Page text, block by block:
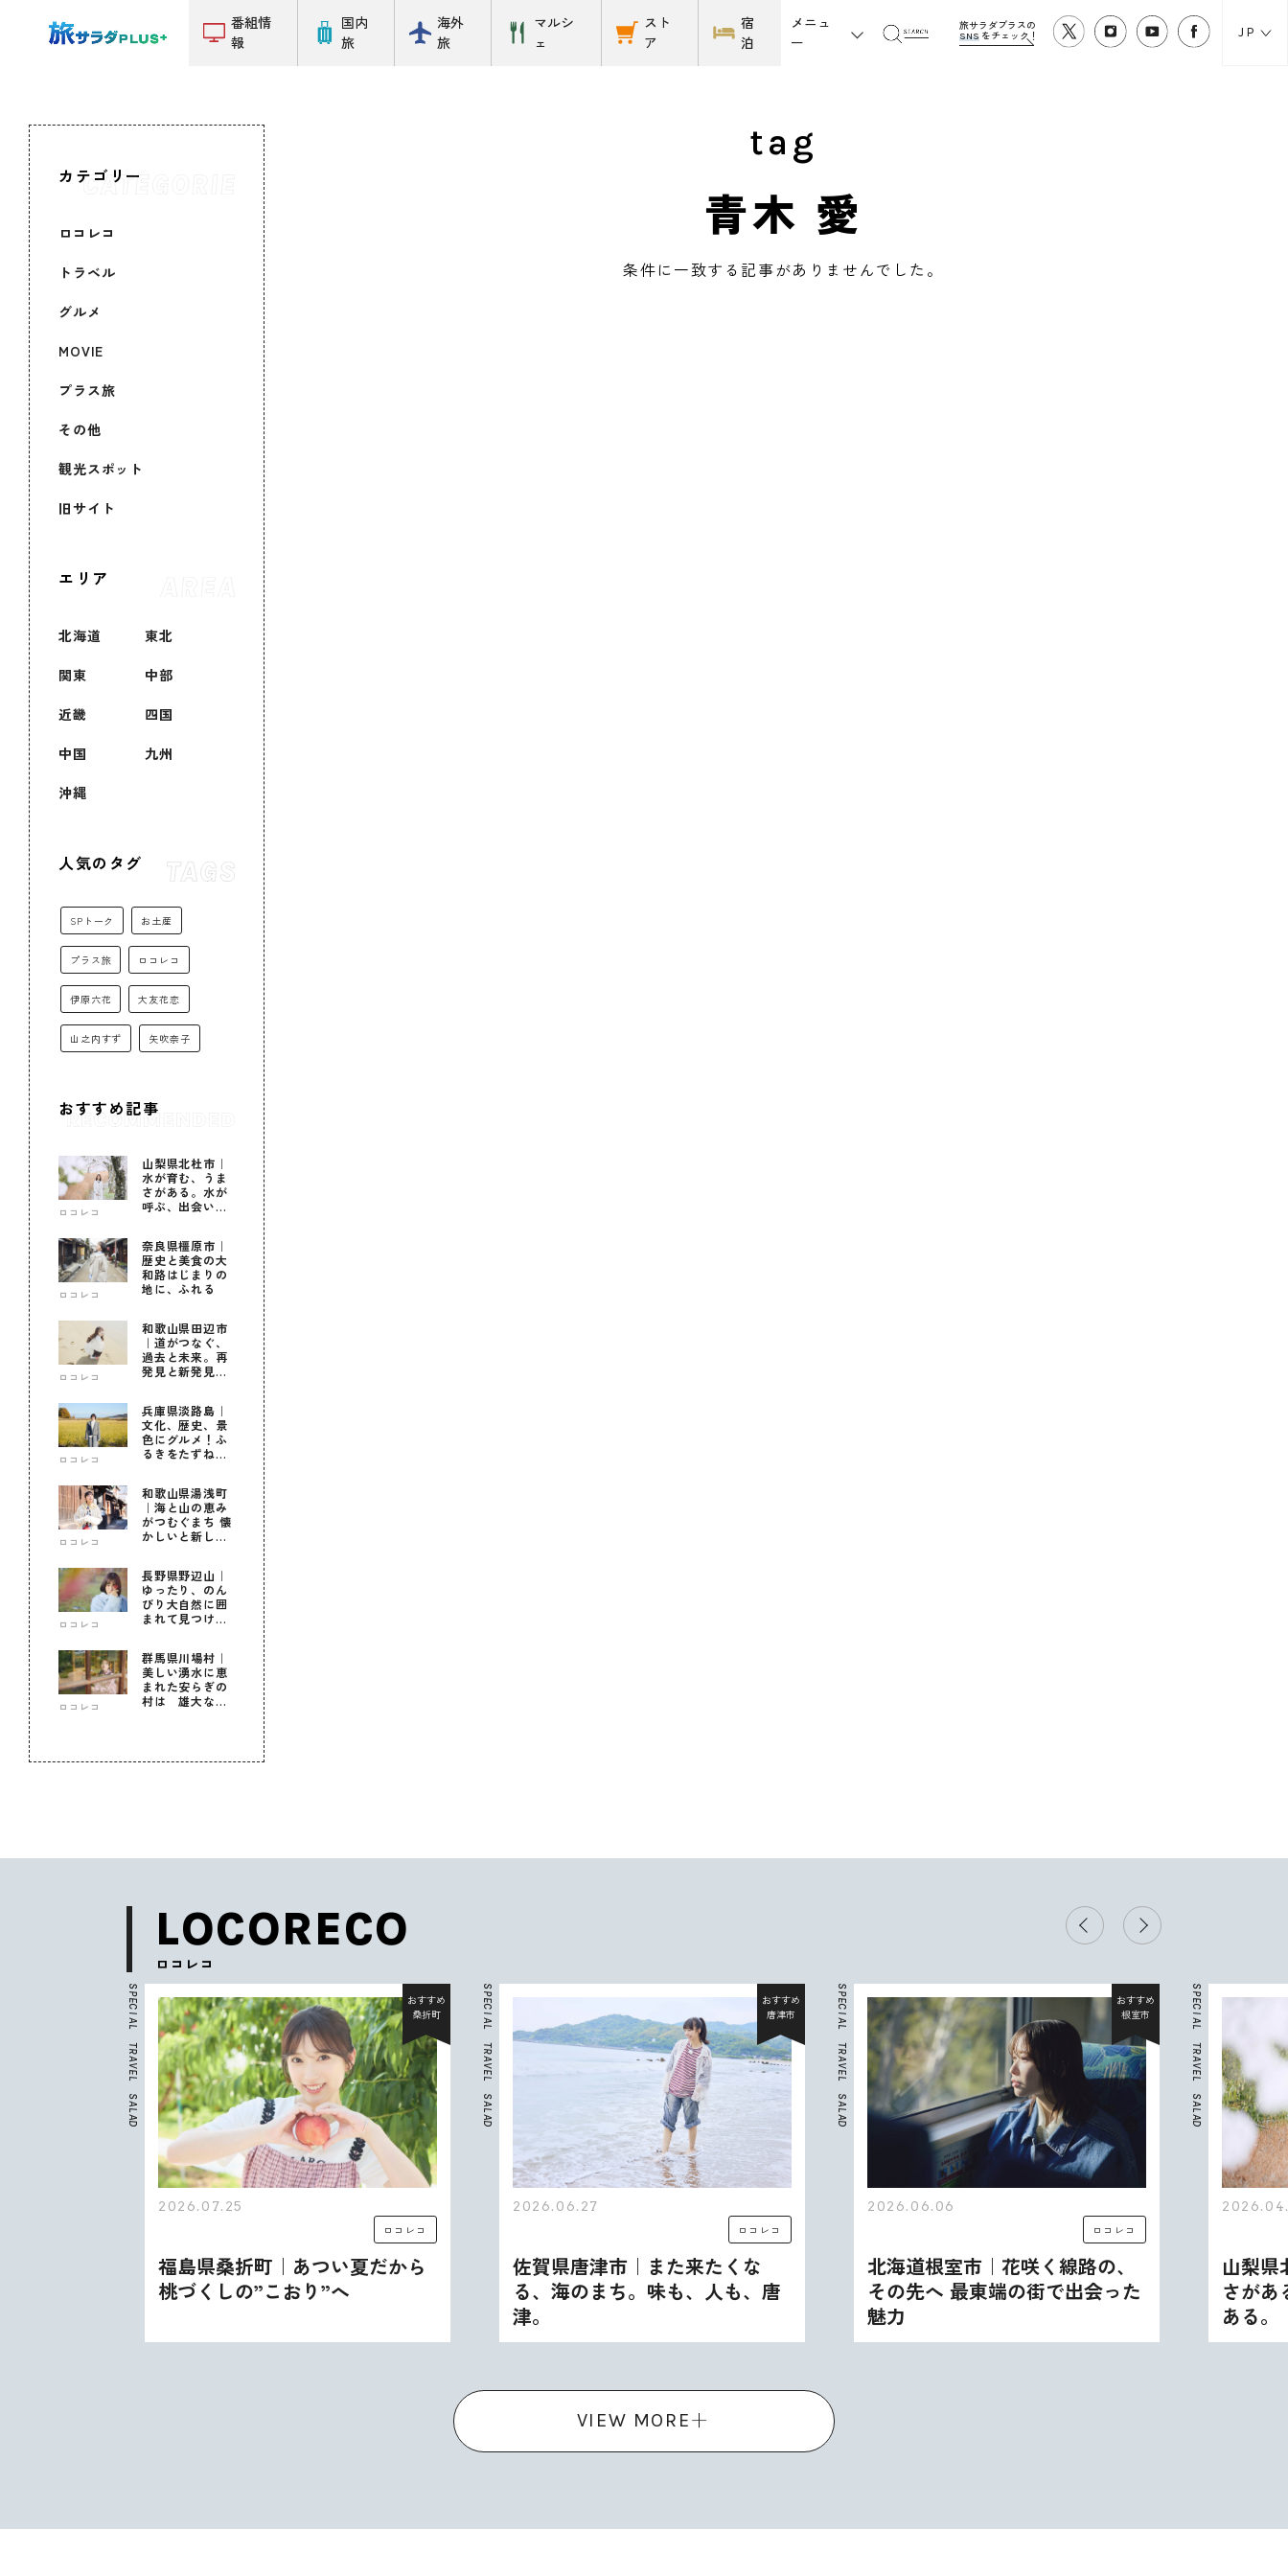
番組情
報
国内
旅
海外
旅
マルシ
ェ
スト
ア
宿
泊
メニュ
ー
旅サラダプラスの
SNS をチェック！ JP
カテゴリー
ロコレコ
トラベル
グルメ
MOVIE
プラス旅
その他
観光スポット
旧サイト
エリア
北海道 東北
関東 中部
近畿 四国
中国 九州
沖縄
人気のタグ
SPトーク お土産
プラス旅 ロコレコ
伊原六花 大友花恋
山之内すず 矢吹奈子
おすすめ記事
ロコレコ
山梨県北杜市｜
水が育む、うま
さがある。水が
呼ぶ、出会いが
ロコレコ
奈良県橿原市｜
歴史と美食の大
和路はじまりの
地に、ふれる
ロコレコ
和歌山県田辺市
｜道がつなぐ、
過去と未来。再
発見と新発見の
ロコレコ
兵庫県淡路島｜
文化、歴史、景
色にグルメ！ふ
るきをたずねて
ロコレコ
和歌山県湯浅町
｜海と山の恵み
がつむぐまち 懐
かしいと新しい
ロコレコ
長野県野辺山｜
ゆったり、のん
びり大自然に囲
まれて見つけ
ロコレコ
群馬県川場村｜
美しい湧水に恵
まれた安らぎの
村は 雄大な自
tag
青木 愛
条件に一致する記事がありませんでした。
LOCORECO
ロコレコ
S
P
E
C
I
A
L
T
R
A
V
E
L
S
A
L
A
D
おすすめ
桑折町
2026.07.25
ロコレコ
福島県桑折町｜あつい夏だから
桃づくしの”こおり”へ
S
P
E
C
I
A
L
T
R
A
V
E
L
S
A
L
A
D
おすすめ
唐津市
2026.06.27
ロコレコ
佐賀県唐津市｜また来たくな
る、海のまち。味も、人も、唐
津。
S
P
E
C
I
A
L
T
R
A
V
E
L
S
A
L
A
D
おすすめ
根室市
2026.06.06
ロコレコ
北海道根室市｜花咲く線路の、
その先へ 最東端の街で出会った
魅力
S
P
E
C
I
A
L
T
R
A
V
E
L
S
A
L
A
D
山梨県
さがあ
ある。
VIEW MORE